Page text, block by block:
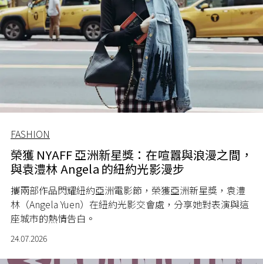
FASHION
榮獲 NYAFF 亞洲新星獎：在喧囂與浪漫之間，
與袁澧林 Angela 的紐約光影漫步
攜兩部作品閃耀紐約亞洲電影節，榮獲亞洲新星獎，袁澧
林（Angela Yuen）在紐約光影交會處，分享她對表演與這
座城市的熱情告白。
24.07.2026